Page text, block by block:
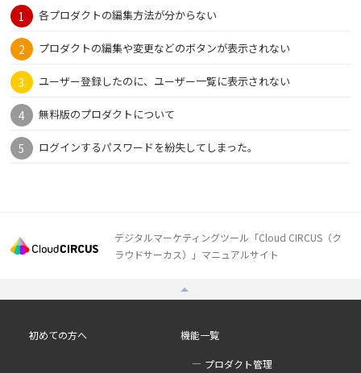
各プロダクトの編集方法が分からない
プロダクトの編集や変更などのボタンが表示されない
ユーザー登録したのに、ユーザー一覧に表示されない
無料版のプロダクトについて
ログインするパスワードを紛失してしまった。
デジタルマーケティングツール「Cloud CIRCUS（ク
ラウドサーカス）」マニュアルサイト
初めての方へ 機能一覧
プロダクト管理